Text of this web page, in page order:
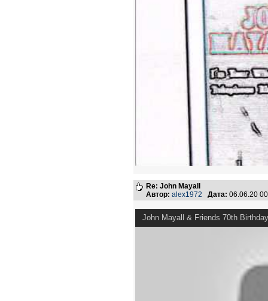
Re: John Mayall
Автор: alex1972 Дата: 06.06.20
John Mayall & Friends 70th